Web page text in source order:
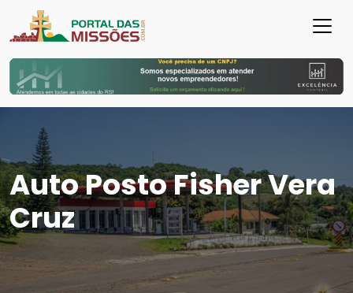
Auto Posto Fisher Vera
Cruz